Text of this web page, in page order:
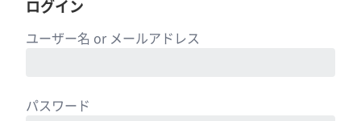
ログイン
ユーザー名 or メールアドレス
パスワード